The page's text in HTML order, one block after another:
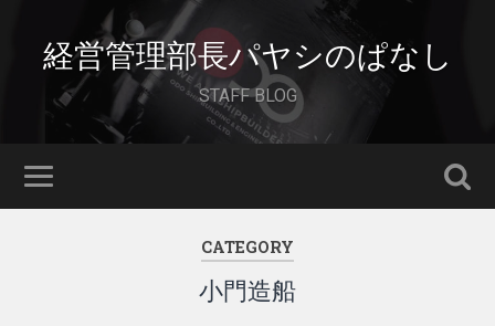
経営管理部長パヤシのぱなし
STAFF BLOG
CATEGORY
小門造船